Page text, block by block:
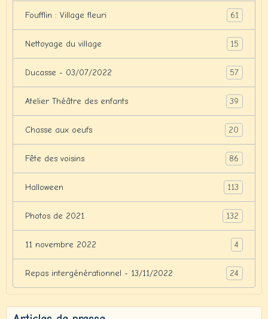
Foufflin : Village fleuri 61
Nettoyage du village 15
Ducasse - 03/07/2022 57
Atelier Théâtre des enfants 39
Chasse aux oeufs 20
Fête des voisins 86
Halloween 113
Photos de 2021 132
11 novembre 2022 4
Repas intergénérationnel - 13/11/2022 24